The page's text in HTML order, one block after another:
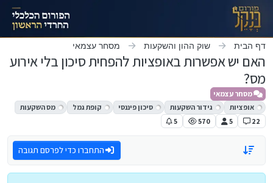
דילוג לתוכן
דף הבית שוק ההון והשקעות מסחר עצמאי
האם יש אפשרות באופציות להפחית סיכון בלי אירוע
מס?
מסחר עצמאי
אופציות
גידור השקעות סיכון פיננסי קופת גמל
מס השקעות
22
5
570
5
התחברו כדי לפרסם תגובה